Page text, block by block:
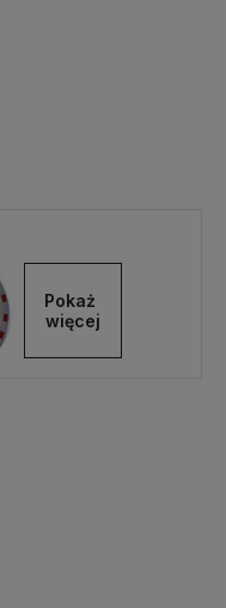
Pokaż
więcej